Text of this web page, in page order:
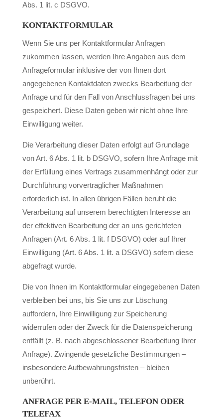
Abs. 1 lit. c DSGVO.
KONTAKTFORMULAR
Wenn Sie uns per Kontaktformular Anfragen
zukommen lassen, werden Ihre Angaben aus dem
Anfrageformular inklusive der von Ihnen dort
angegebenen Kontaktdaten zwecks Bearbeitung der
Anfrage und für den Fall von Anschlussfragen bei uns
gespeichert. Diese Daten geben wir nicht ohne Ihre
Einwilligung weiter.
Die Verarbeitung dieser Daten erfolgt auf Grundlage
von Art. 6 Abs. 1 lit. b DSGVO, sofern Ihre Anfrage mit
der Erfüllung eines Vertrags zusammenhängt oder zur
Durchführung vorvertraglicher Maßnahmen
erforderlich ist. In allen übrigen Fällen beruht die
Verarbeitung auf unserem berechtigten Interesse an
der effektiven Bearbeitung der an uns gerichteten
Anfragen (Art. 6 Abs. 1 lit. f DSGVO) oder auf Ihrer
Einwilligung (Art. 6 Abs. 1 lit. a DSGVO) sofern diese
abgefragt wurde.
Die von Ihnen im Kontaktformular eingegebenen Daten
verbleiben bei uns, bis Sie uns zur Löschung
auffordern, Ihre Einwilligung zur Speicherung
widerrufen oder der Zweck für die Datenspeicherung
entfällt (z. B. nach abgeschlossener Bearbeitung Ihrer
Anfrage). Zwingende gesetzliche Bestimmungen –
insbesondere Aufbewahrungsfristen – bleiben
unberührt.
ANFRAGE PER E-MAIL, TELEFON ODER
TELEFAX